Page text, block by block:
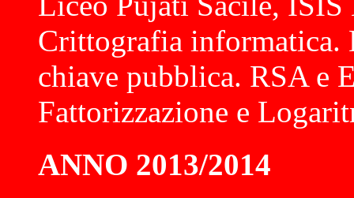
Crittografia informatica.
chiave pubblica. RSA e
Fattorizzazione e
ANNO 2013/2014